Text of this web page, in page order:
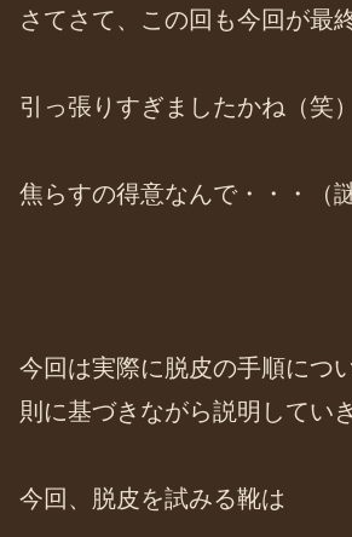
さてさて、この回も今回が最
引っ張りすぎましたかね（笑）
焦らすの得意なんで・・・（謎
今回は実際に脱皮の手順につ
則に基づきながら説明してい
今回、脱皮を試みる靴は